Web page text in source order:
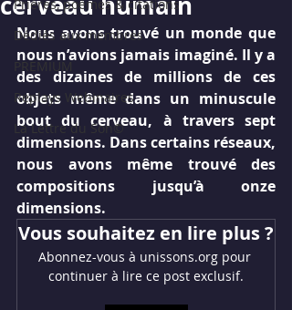
Prières, poèmes & citations
Dédiés aux membres
PREMIUM
Replays Webinaires
La Lettre du Son©
Nous avons trouvé un monde que
nous n’avions jamais imaginé. Il y a
des dizaines de millions de ces
objets même dans un minuscule
bout du cerveau, à travers sept
dimensions. Dans certains réseaux,
nous avons même trouvé des
compositions jusqu’à onze
dimensions.
Vous souhaitez en lire plus ?
Abonnez-vous à unissons.org pour
continuer à lire ce post exclusif.